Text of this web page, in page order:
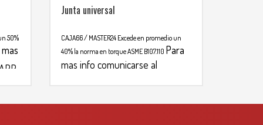
50%
Junta universal
CAJA66 / MASTER24 Excede en promedio un
40% la norma en torque ASME B107.110 Para
mas info comunicarse al